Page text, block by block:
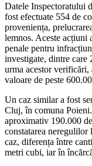
Datele Inspectoratului
fost efectuate 554 de
proveniența,
lemnos. Aceste acțiuni
penale pentru
investigate, dintre
urma acestor
valoare de peste
Un caz similar a fost
Cluj, în comuna
aproximativ 190.000
constatarea neregulilor
caz, diferența între
metri cubi, iar în